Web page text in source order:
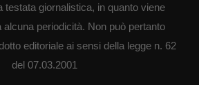
testata giornalistica, in quanto viene
alcuna periodicità. Non può pertanto
editoriale ai sensi della legge n. 62
del 07.03.2001